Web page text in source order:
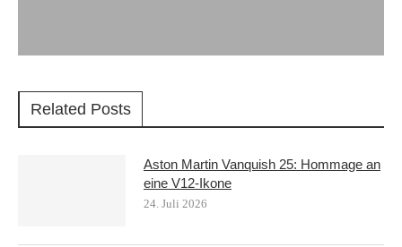
Related Posts
Aston Martin Vanquish 25: Hommage an
eine V12-Ikone
24. Juli 2026